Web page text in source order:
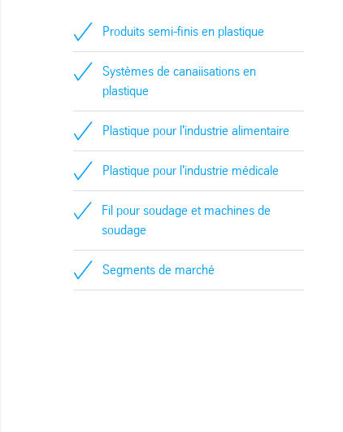
Produits semi-finis en plastique
Systèmes de canaiisations en
plastique
Plastique pour l'industrie alimentaire
Plastique pour l'industrie médicale
Fil pour soudage et machines de
soudage
Segments de marché